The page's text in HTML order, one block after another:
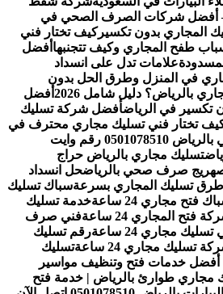
– أفضل شركات الصرف الصحي في
المجاري بدون تكسيركيف تختار فني
طفح المجاري وكيف تتجنبها أفضل
علامات تدل على انسداد
في المنزل وطرق الحل بدون
بالرياض؟ دليل شامل 2026
أفضل
تكسير في الرياضأفضل شركة تسليك
تختار فني تسليك مجاري محترف في
وايت صرف صحي بالرياض 0501078510 رقم وايت
تسليك مجاري بالرياض حراج
حل انسداد
طرق تسليك المجاري بسرعةسباك تسليك
مجاري 24 ساعة
خدمة تسليك
المجاري 24 ساعة
فني صرف
مجاري 24 ساعة
رقم تسليك
مجاري 24 ساعة
تسليك
أفضل خدمات فتح وتنظيف مواسير
مجاري طوارئ بالرياض | خدمة فتح